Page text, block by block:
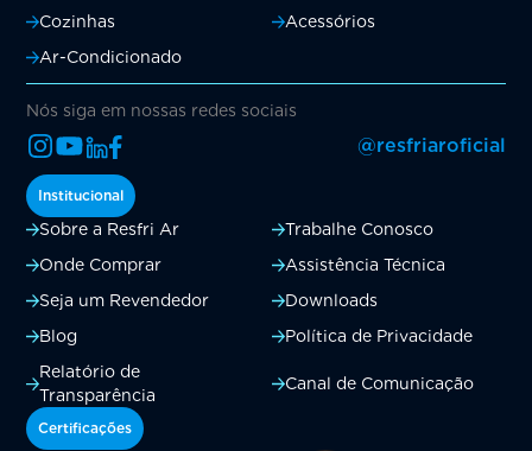
Cozinhas
Acessórios
Ar-Condicionado
Nós siga em nossas redes sociais
@resfriaroficial
Institucional
Sobre a Resfri Ar
Trabalhe Conosco
Onde Comprar
Assistência Técnica
Seja um Revendedor
Downloads
Blog
Política de Privacidade
Relatório de
Transparência
Canal de Comunicação
Certificações